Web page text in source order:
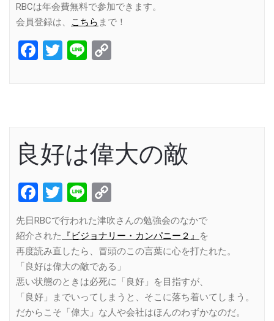
RBCは年会費無料で参加できます。
会員登録は、
こちら まで！
Facebook
Twitter
Line
良好は偉大の敵
Facebook
Twitter
Line
Link
先日RBCで行われた津吹さんの勉強会のなかで
紹介された
『ビジョナリー・カンパニー２』
を
再度読み直したら、冒頭のこの言葉に心を打たれた。
「良好は偉大の敵である」
悪い状態のときは必死に「良好」を目指すが、
「良好」までいってしまうと、そこに落ち着いてしまう。
だからこそ「偉大」な人や会社はほんのわずかなのだ。